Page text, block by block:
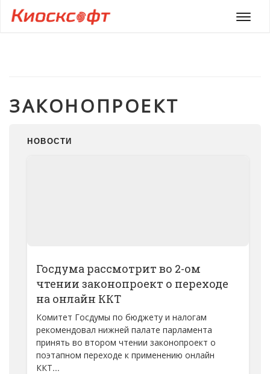
Меню
ЗАКОНОПРОЕКТ
НОВОСТИ
Госдума рассмотрит во 2-ом
чтении законопроект о переходе
на онлайн ККТ
Комитет Госдумы по бюджету и налогам
рекомендовал нижней палате парламента
принять во втором чтении законопроект о
поэтапном переходе к применению онлайн
ККТ...